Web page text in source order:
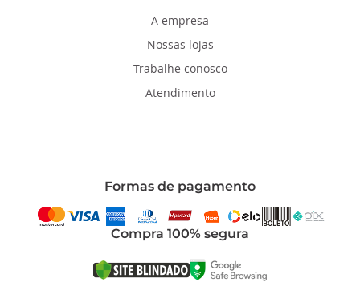
A empresa
Nossas lojas
Trabalhe conosco
Atendimento
Formas de pagamento
Compra 100% segura